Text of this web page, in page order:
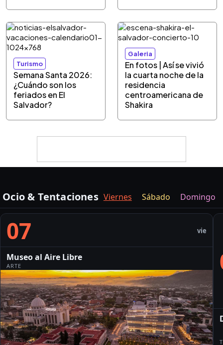
Turismo
Semana Santa 2026:
¿Cuándo son los
feriados en El
Salvador?
Galeria
En fotos | Así se vivió
la cuarta noche de la
residencia
centroamericana de
Shakira